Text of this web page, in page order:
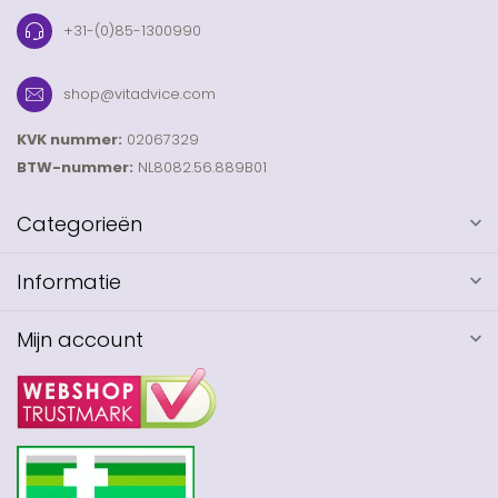
+31-(0)85-1300990
shop@vitadvice.com
KVK nummer: 02067329
BTW-nummer: NL8082.56.889B01
Categorieën
Informatie
Mijn account